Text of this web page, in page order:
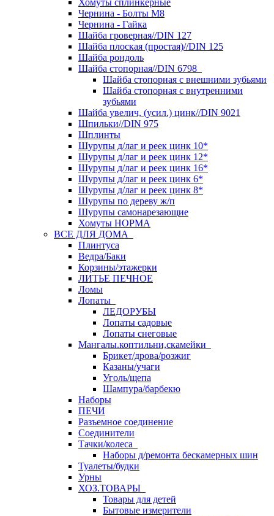
Хомуты сплинкерные
Чернина - Болты М8
Чернина - Гайка
Шайба гроверная//DIN 127
Шайба плоская (простая)//DIN 125
Шайба рондоль
Шайба стопорная//DIN 6798
Шайба стопорная с внешними зубьями
Шайба стопорная с внутренними
зубьями
Шайба увелич, (усил.) цинк//DIN 9021
Шпильки//DIN 975
Шплинты
Шурупы д/лаг и реек цинк 10*
Шурупы д/лаг и реек цинк 12*
Шурупы д/лаг и реек цинк 16*
Шурупы д/лаг и реек цинк 6*
Шурупы д/лаг и реек цинк 8*
Шурупы по дереву ж/п
Шурупы самонарезающие
Хомуты НОРМА
ВСЕ ДЛЯ ДОМА
Плинтуса
Ведра/Баки
Корзины/этажерки
ЛИТЬЕ ПЕЧНОЕ
Ломы
Лопаты
ЛЕДОРУБЫ
Лопаты садовые
Лопаты снеговые
Мангалы.коптильни,скамейки
Брикет/дрова/розжиг
Казаны/учаги
Уголь/щепа
Шампура/барбекю
Наборы
ПЕЧИ
Разъемное соединение
Соединители
Тачки/колеса
Наборы д/ремонта бескамерных шин
Туалеты/будки
Урны
ХОЗ.ТОВАРЫ
Товары для детей
Бытовые измерители